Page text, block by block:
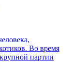
Во время
партии